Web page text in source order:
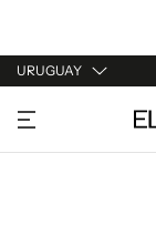
URUGUAY
URUGUAY
ARGENTINA